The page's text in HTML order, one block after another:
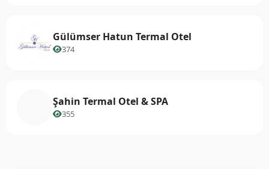
Gülümser Hatun Termal Otel
374
Şahin Termal Otel & SPA
355